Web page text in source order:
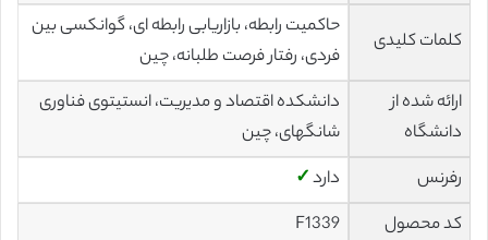
کلمات کلیدی
حاکمیت رابطه، بازاریابی رابطه ای، گوانکسی بین
فردی، رفتار فرصت طلبانه، چین
ارائه شده از
دانشگاه
دانشکده اقتصاد و مدیریت، انستیتوی فناوری
شانگهای، چین
رفرنس
دارد✓
کد محصول
F1339